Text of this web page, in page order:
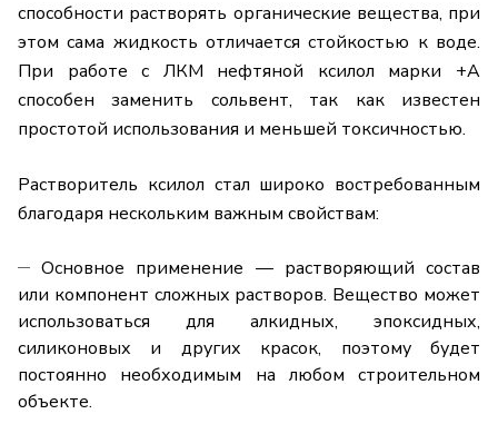
способности растворять органические вещества, при
этом сама жидкость отличается стойкостью к воде.
При работе с ЛКМ нефтяной ксилол марки +А
способен заменить сольвент, так как известен
простотой использования и меньшей токсичностью.
Растворитель ксилол стал широко востребованным
благодаря нескольким важным свойствам:
Основное применение — растворяющий состав
или компонент сложных растворов. Вещество может
использоваться для алкидных, эпоксидных,
силиконовых и других красок, поэтому будет
постоянно необходимым на любом строительном
объекте.